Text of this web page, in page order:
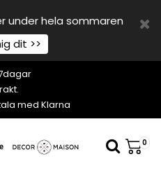
under hela sommaren
dit >>
med Klarna
0